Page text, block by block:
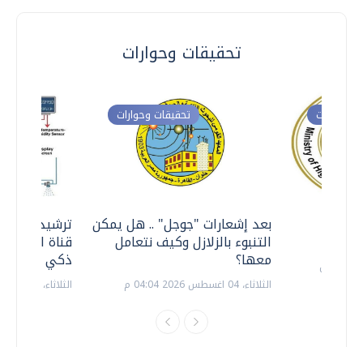
تحقيقات وحوارات
ترشيدا
قناة
ذكي
الثلاثاء، 14 يوليو 2026 06:11 م
تحقيقات وحوارات
بعد إشعارات "جوجل" .. هل يمكن
التنبوء بالزلازل وكيف نتعامل
معها؟
الثلاثاء، 04 اغسطس 2026 04:04 م
وحوارات